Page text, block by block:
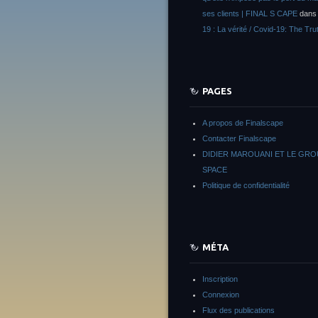
ses clients | FINAL S CAPE dans
19 : La vérité / Covid-19: The
PAGES
A propos de Finalscape
Contacter Finalscape
DIDIER MAROUANI ET LE
SPACE
Politique de confidentialité
MÉTA
Inscription
Connexion
Flux des publications